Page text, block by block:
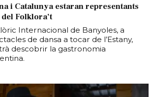
i Catalunya estaran representants
Folklora’t
Internacional de Banyoles, a
de dansa a tocar de l’Estany,
descobrir la gastronomia